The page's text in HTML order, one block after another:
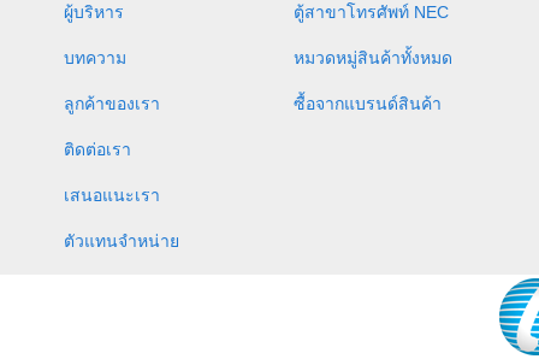
ผู้บริหาร
บทความ
ลูกค้าของเรา
ติดต่อเรา
เสนอแนะเรา
ตัวแทนจำหน่าย
ตู้สาขาโทรศัพท์ NEC
หมวดหมู่สินค้าทั้งหมด
ซื้อจากแบรนด์สินค้า